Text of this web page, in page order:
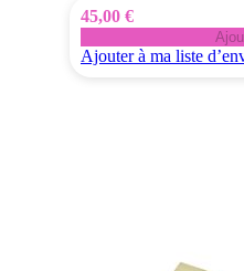
45,00 €
Ajouter à ma liste